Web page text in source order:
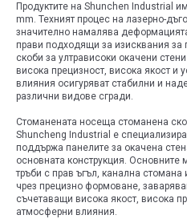
Продуктите на Shunchen Industrial
mm. Техният процес на лазерно-
значително намалява
прави подходящи за изисквания
скоби за ултрависоки окачени
висока прецизност, висока якост и
влияния осигуряват стабилни и
различни видове сгради.
Стоманената носеща стоманена
Shuncheng Industrial е
поддържа панелите за окачена
основната конструкция. Основните
тръби с прав ъгъл, канална
чрез прецизно формоване,
съчетаващи висока якост, висока
атмосферни влияния.